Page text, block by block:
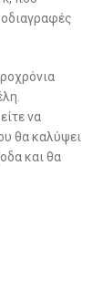
να
θα καλύψει
και θα